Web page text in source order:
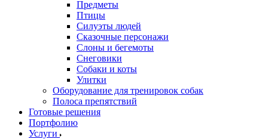
Предметы
Птицы
Силуэты людей
Сказочные персонажи
Слоны и бегемоты
Снеговики
Собаки и коты
Улитки
Оборудование для тренировок собак
Полоса препятствий
Готовые решения
Портфолию
Услуги